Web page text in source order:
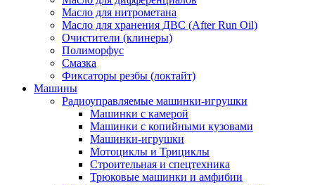
Масло для нитрометана
Масло для хранения ДВС (After Run Oil)
Очистители (клинеры)
Полиморфус
Смазка
Фиксаторы резбы (локтайт)
Машины
Радиоуправляемые машинки-игрушки
Машинки с камерой
Машинки с копийными кузовами
Машинки-игрушки
Мотоциклы и Трициклы
Строительная и спецтехника
Трюковые машинки и амфибии